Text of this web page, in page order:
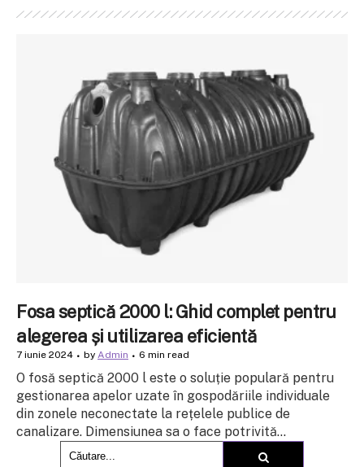
Fosa septică 2000 l: Ghid complet pentru
alegerea și utilizarea eficientă
7 iunie 2024 by Admin 6 min read
O fosă septică 2000 l este o soluție populară pentru
gestionarea apelor uzate în gospodăriile individuale
din zonele neconectate la rețelele publice de
canalizare. Dimensiunea sa o face potrivită...